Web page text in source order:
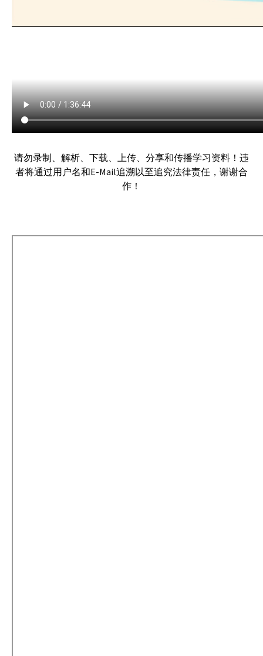
请勿录制、解析、下载、上传、分享和传播学习资料！违
者将通过用户名和E-Mail追溯以至追究法律责任，谢谢合
作！